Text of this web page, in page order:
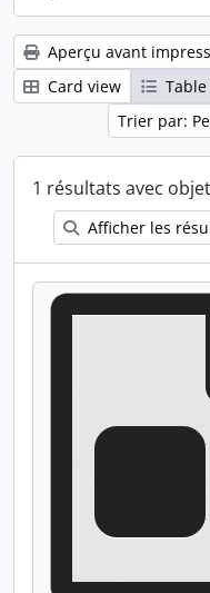
Aperçu avant
Card view
Trier par:
1 résultats avec
Afficher les